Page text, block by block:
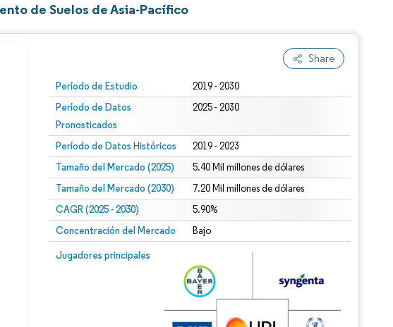
de Suelos de Asia-Pacífico
Share
Período de Estudio 2019 - 2030
Período de Datos
Pronosticados
2025 - 2030
Período de Datos Históricos 2019 - 2023
Tamaño del Mercado (2025) 5.40 Mil millones de dólares
Tamaño del Mercado (2030) 7.20 Mil millones de dólares
CAGR (2025 - 2030) 5.90%
Concentración del Mercado Bajo
Jugadores principales